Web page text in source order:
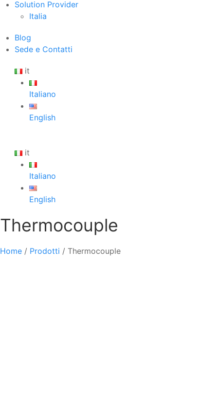
Solution Provider
Italia
Blog
Sede e Contatti
it
Italiano
English
it
Italiano
English
Thermocouple
Home / Prodotti / Thermocouple